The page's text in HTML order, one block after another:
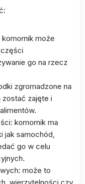
może
go na rzecz
zgromadzone na
zostać zajęte i
komornik ma
jak samochód,
go w celu
może to
wierzytelności czy